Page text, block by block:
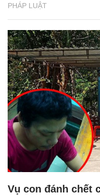
PHÁP LUẬT
Vụ con đánh chết